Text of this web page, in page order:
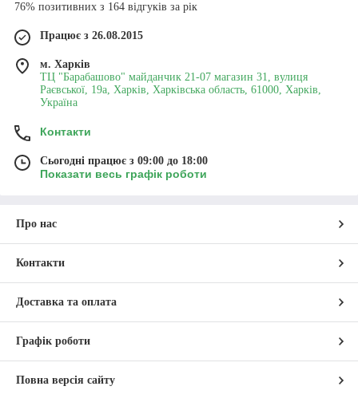
76% позитивних з 164 відгуків за рік
Працює з 26.08.2015
м. Харків
ТЦ "Барабашово" майданчик 21-07 магазин 31, вулиця
Раєвської, 19а, Харків, Харківська область, 61000, Харків,
Україна
Контакти
Сьогодні працює з 09:00 до 18:00
Показати весь графік роботи
Про нас
Контакти
Доставка та оплата
Графік роботи
Повна версія сайту